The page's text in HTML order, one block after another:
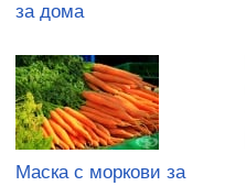
за дома
Маска с моркови за